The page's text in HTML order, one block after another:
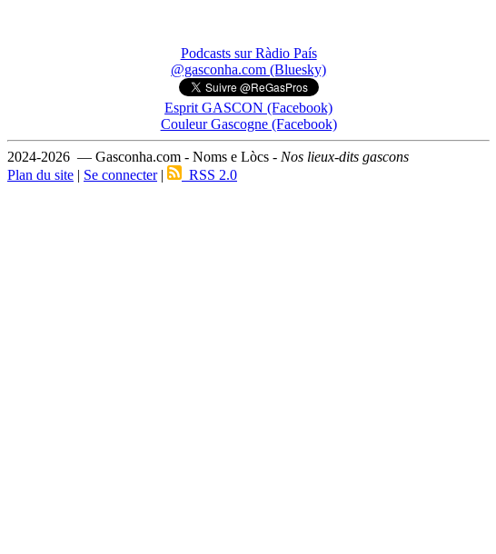
Podcasts sur Ràdio País
@gasconha.com (Bluesky)
Esprit GASCON (Facebook)
Couleur Gascogne (Facebook)
2024-2026 — Gasconha.com - Noms e Lòcs - Nos lieux-dits gascons
Plan du site | Se connecter| RSS 2.0